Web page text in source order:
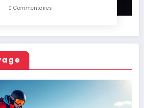
0 Commentaires